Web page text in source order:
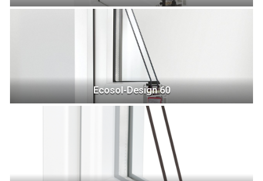
Ecosol-Design 60